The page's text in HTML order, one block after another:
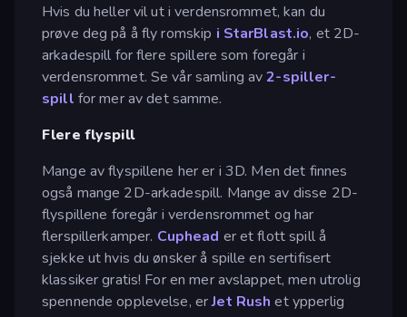
Hvis du heller vil ut i verdensrommet, kan du
prøve deg på å fly romskip i StarBlast.io, et 2D-
arkadespill for flere spillere som foregår i
verdensrommet. Se vår samling av2-spiller-
spill for mer av det samme.
Flere flyspill
Mange av flyspillene her er i 3D. Men det finnes
også mange 2D-arkadespill. Mange av disse 2D-
flyspillene foregår i verdensrommet og har
flerspillerkamper. Cuphead er et flott spill å
sjekke ut hvis du ønsker å spille en sertifisert
klassiker gratis! For en mer avslappet, men utrolig
spennende opplevelse, erJet Rush et ypperlig